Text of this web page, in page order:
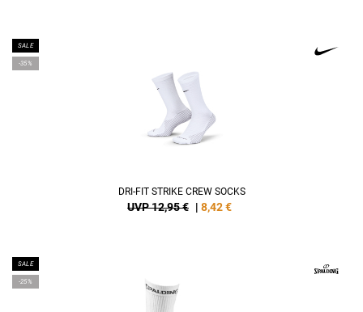
SALE
-35%
DRI-FIT STRIKE CREW SOCKS
UVP 12,95 € | 8,42€
SALE
-25%